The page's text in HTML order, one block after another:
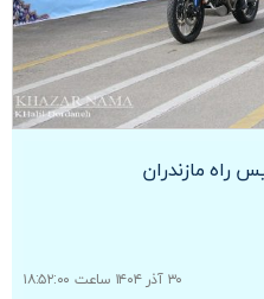
راه مازندران
۳۰ آذر ۱۴۰۴ ساعت ۱۸:۵۲:۰۰